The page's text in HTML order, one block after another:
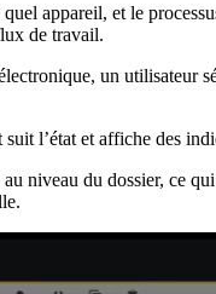
appareil, et le
de travail.
un utilisateur
l’état et affiche des
niveau du dossier, ce